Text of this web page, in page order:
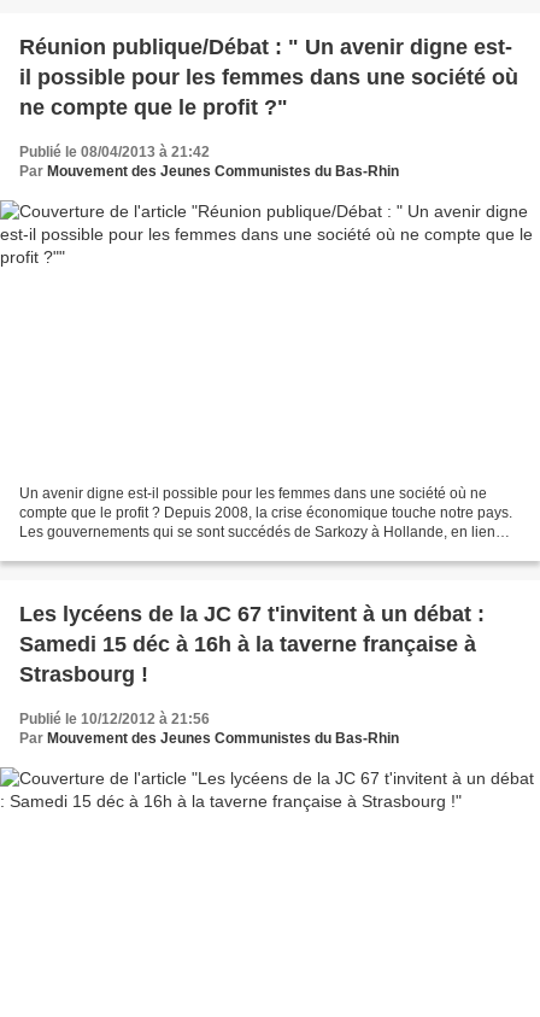
Réunion publique/Débat : " Un avenir digne est-
il possible pour les femmes dans une société où
ne compte que le profit ?"
Publié le 08/04/2013 à 21:42
Par Mouvement des Jeunes Communistes du Bas-Rhin
Un avenir digne est-il possible pour les femmes dans une société où ne
compte que le profit ? Depuis 2008, la crise économique touche notre pays.
Les gouvernements qui se sont succédés de Sarkozy à Hollande, en lien
Les lycéens de la JC 67 t'invitent à un débat :
Samedi 15 déc à 16h à la taverne française à
Strasbourg !
Publié le 10/12/2012 à 21:56
Par Mouvement des Jeunes Communistes du Bas-Rhin